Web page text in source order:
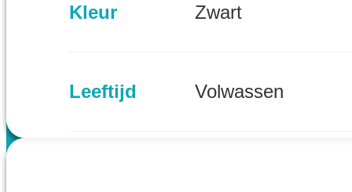
Kleur Zwart
Leeftijd Volwassen